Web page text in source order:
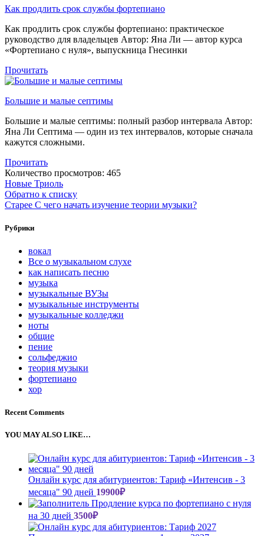
Как продлить срок службы фортепиано
Как продлить срок службы фортепиано: практическое
руководство для владельцев Автор: Яна Ли — автор курса
«Фортепиано с нуля», выпускница Гнесинки
Прочитать
Большие и малые септимы
Большие и малые септимы: полный разбор интервала Автор:
Яна Ли Септима — один из тех интервалов, которые сначала
кажутся сложными.
Прочитать
Количество просмотров: 465
Новые Триоль
Обратно к списку
Старее С чего начать изучение теории музыки?
Рубрики
вокал
Все о музыкальном слухе
как написать песню
музыка
музыкальные ВУЗы
музыкальные инструменты
музыкальные колледжи
ноты
общие
пение
сольфеджио
теория музыки
фортепиано
хор
Recent Comments
YOU MAY ALSO LIKE…
Онлайн курс для абитуриентов: Тариф «Интенсив - 3
месяца" 90 дней 19900₽
Продление курса по фортепиано с нуля
на 30 дней 3500₽